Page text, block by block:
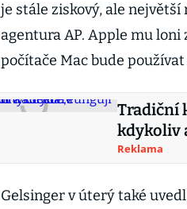
je stále ziskový, ale největší
agentura AP. Apple mu loni
počítače Mac bude
Tradiční
kdykoliv
Reklama
Gelsinger v úterý také